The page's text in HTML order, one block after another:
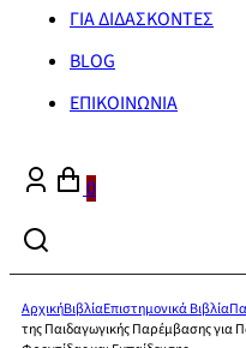
ΓΙΑ ΔΙΔΑΣΚΟΝΤΕΣ
BLOG
ΕΠΙΚΟΙΝΩΝΙΑ
0
ΑρχικήΒιβλίαΕπιστημονικά Βιβλία
της Παιδαγωγικής Παρέμβασης για